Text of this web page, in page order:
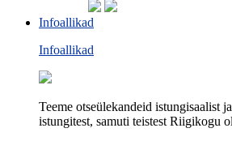
Infoallikad
Infoallikad
Teeme otseülekandeid istungisaalist
istungitest, samuti teistest Riigikogu